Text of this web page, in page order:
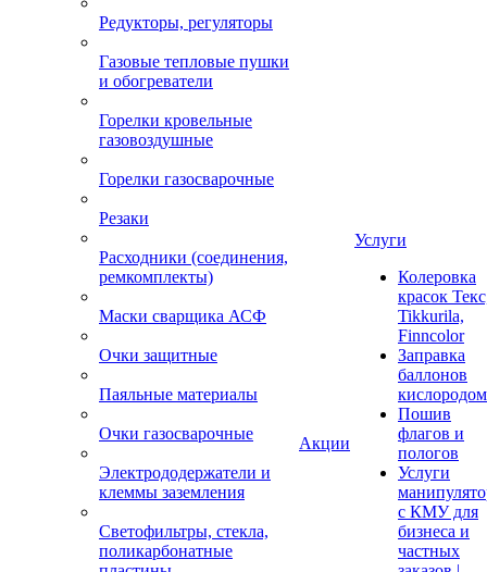
Редукторы, регуляторы
Газовые тепловые пушки
и обогреватели
Горелки кровельные
газовоздушные
Горелки газосварочные
Резаки
Расходники (соединения,
ремкомплекты)
Маски сварщика АСФ
Очки защитные
Паяльные материалы
Очки газосварочные
Электрододержатели и
клеммы заземления
Светофильтры, стекла,
поликарбонатные
Акции
Услуги
Колеровка
красок
Tikkurila,
Finncolor
Заправка
баллонов
кислородом
Пошив
флагов и
пологов
Услуги
с КМУ для
бизнеса и
частных